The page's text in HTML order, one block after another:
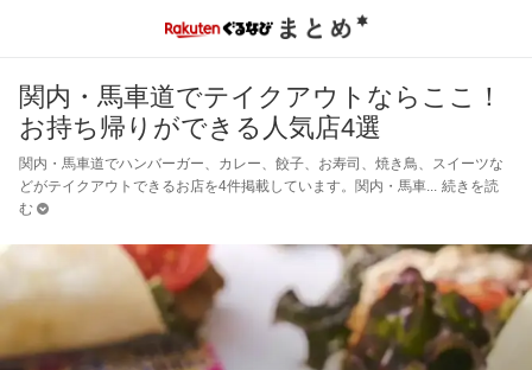
関内・馬車道でテイクアウトならここ！
お持ち帰りができる人気店4選
関内・馬車道でハンバーガー、カレー、餃子、お寿司、焼き鳥、スイーツな
どがテイクアウトできるお店を4件掲載しています。関内・馬車
続きを読
む